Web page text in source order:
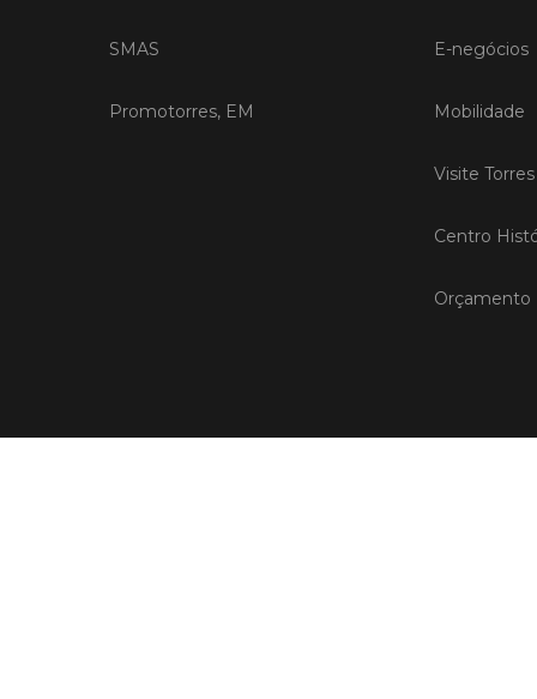
SMAS
Promotorres, EM
E-negócios
Mobilidade
Visite
Centro
Orçamento